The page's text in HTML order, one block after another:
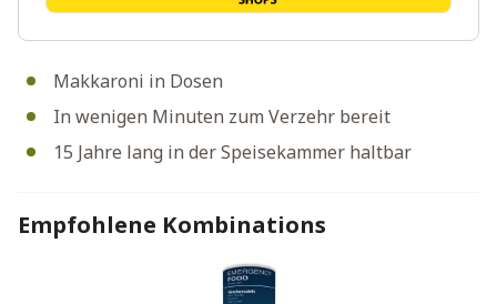
Makkaroni in Dosen
In wenigen Minuten zum Verzehr bereit
15 Jahre lang in der Speisekammer haltbar
Empfohlene Kombinations